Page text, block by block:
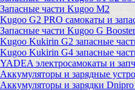
Запасные части Kugoo M2
Kugoo G2 PRO самокаты и
Запасные части Kugoo G Booster
Kugoo Kukirin G2 запасные
Kugoo Kukirin G4 запасные
YADEA электросамокаты и
Аккумуляторы и зарядные
Аккумуляторы и зарядки